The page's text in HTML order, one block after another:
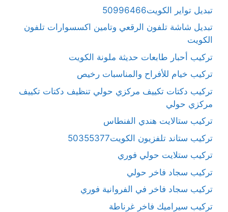
تبديل تواير الكويت50996466
تبديل شاشة تلفون الرقعي وتامين اكسسوارات تلفون
الكويت
تركيب أحبار طابعات حديثة ملونة الكويت
تركيب خيام للأفراح والمناسبات رخيص
تركيب دكتات تكييف مركزي حولي تنظيف دكتات تكييف
مركزي حولي
تركيب ستالايت هندي الفنطاس
تركيب ستاند تلفزيون الكويت50355377
تركيب ستلايت حولي فوري
تركيب سجاد فاخر حولي
تركيب سجاد فاخر في الفروانية فوري
تركيب سيراميك فاخر غرناطة